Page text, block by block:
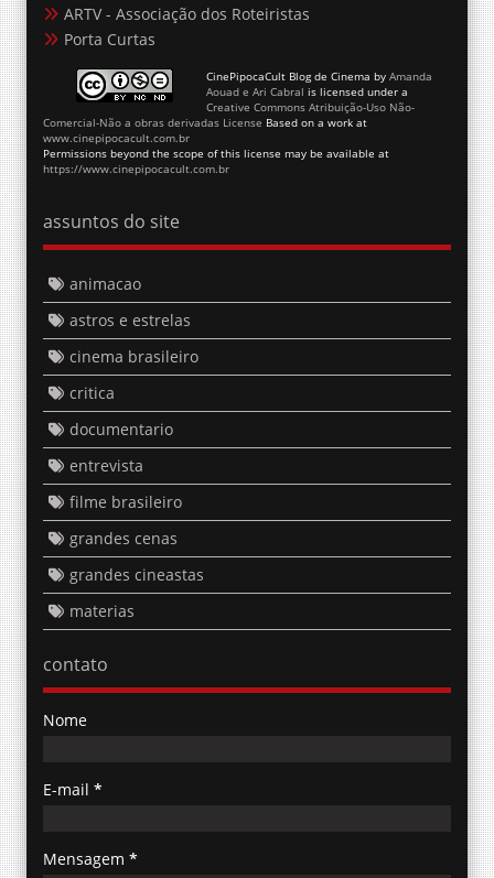
ARTV - Associação dos Roteiristas
Porta Curtas
CinePipocaCult Blog de Cinema by Amanda
Aouad e Ari Cabral is licensed under a
Creative Commons Atribuição-Uso Não-
Comercial-Não a obras derivadas License Based on a work at
www.cinepipocacult.com.br
Permissions beyond the scope of this license may be available at
https://www.cinepipocacult.com.br
assuntos do site
animacao
astros e estrelas
cinema brasileiro
critica
documentario
entrevista
filme brasileiro
grandes cenas
grandes cineastas
materias
contato
Nome
E-mail *
Mensagem *